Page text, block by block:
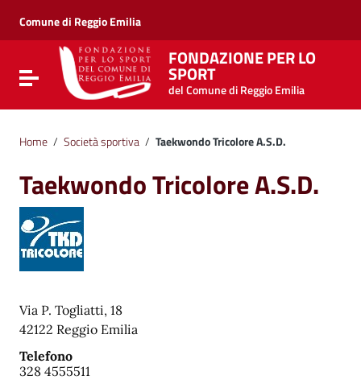
Vai al menu di navigazione
Vai al footer
Comune di Reggio Emilia
Attiva / disattiva la navigazione
FONDAZIONE PER LO
SPORT
del Comune di Reggio Emilia
Home / Società sportiva / Taekwondo Tricolore A.S.D.
Taekwondo Tricolore A.S.D.
Via P. Togliatti, 18
42122 Reggio Emilia
Telefono
328 4555511